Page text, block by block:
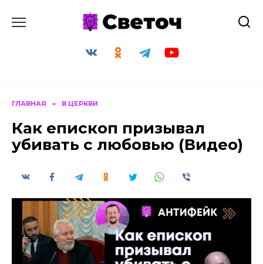
ГЛАВНАЯ » В ЦЕРКВИ
Как епископ призывал
убивать с любовью (Видео)